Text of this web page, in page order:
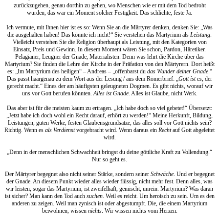
zurückzugehen, genau dorthin zu gehen, wo Menschen wie er mit dem Tod bedroht
wurden, das war ein Moment solcher Festigkeit. Das schlichte, feste Ja.
Ich vermute, mit Ihnen hier ist es so: Wenn Sie an die Märtyrer denken, denken Sie: „Was
die ausgehalten haben! Das könnte ich nicht!“ Sie verstehen das Martyrium als Leistung
Vielleicht verstehen Sie die Religion überhaupt als Leistung, mit den Kategorien von
Einsatz, Preis und Gewinn. In diesem Moment wären Sie schon, Pardon, Häretiker.
Pelagianer, Leugner der Gnade, Materialisten. Denn was lehrt die Kirche über das
Martyrium? Sie finden die Lehre der Kirche in der Präfation von den Märtyrern. Dort heißt
es: „Im Martyrium des heiligen“ – Andreas – „offenbarst du das Wunder deiner Gnade.“
Das passt haargenau zu dem Wort aus der Lesung / aus dem Römerbrief: „ Gott ist es , der
gerecht macht.“ Eines der am häufigsten geleugneten Dogmen. Es gibt nichts, worauf wir
uns vor Gott berufen könnten. Alles ist Gnade. Alles ist Glaube, nicht Werk.
Das aber ist für die meisten kaum zu ertragen. „Ich habe doch so viel gebetet!“ Übersetzt:
„Jetzt habe ich doch wohl ein Recht darauf, erhört zu werden!“ Meine Herkunft, Bildung,
Leistungen, guten Werke, festen Glaubensgrundsätze, das alles soll vor Gott nichts sein?
Richtig. Wenn es als Verdienstvorgebracht wird Wenn daraus ein Rechtauf Gott abgeleitet
wird.
„Denn in der menschlichen Schwachheit bringst du deine göttliche Kraft zu Vollendung.“
Nur so geht es.
Der Märtyrer begegnet also nicht seiner Stärke, sondern seiner Schwäche. Und er begegnet
der Gnade. An diesem Punkt wieder alles wieder flüssig, nicht mehr fest. Denn alles, was
wir leisten, sogar das Martyrium, ist zweifelhaft, gemischt, unrein. Martyrium? Was daran
ist sicher? Man kann den Tod auch suchen. Weil es reicht. Um heroisch zu sein. Um es den
anderen zu zeigen. Weil man zynisch ist oder abgestumpft. Die, die einem Martyrium
beiwohnen, wissen nichts. Wir wissen nichts vom Herzen.